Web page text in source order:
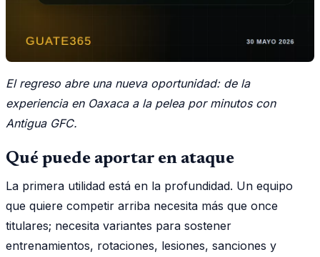
El regreso abre una nueva oportunidad: de la
experiencia en Oaxaca a la pelea por minutos con
Antigua GFC.
Qué puede aportar en ataque
La primera utilidad está en la profundidad. Un equipo
que quiere competir arriba necesita más que once
titulares; necesita variantes para sostener
entrenamientos, rotaciones, lesiones, sanciones y